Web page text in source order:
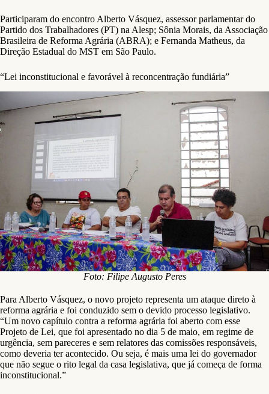
Participaram do encontro Alberto Vásquez, assessor parlamentar do
Partido dos Trabalhadores (PT) na Alesp; Sônia Morais, da Associação
Brasileira de Reforma Agrária (ABRA); e Fernanda Matheus, da
Direção Estadual do MST em São Paulo.
“Lei inconstitucional e favorável à reconcentração fundiária”
Foto: Filipe Augusto Peres
Para Alberto Vásquez, o novo projeto representa um ataque direto à
reforma agrária e foi conduzido sem o devido processo legislativo.
“Um novo capítulo contra a reforma agrária foi aberto com esse
Projeto de Lei, que foi apresentado no dia 5 de maio, em regime de
urgência, sem pareceres e sem relatores das comissões responsáveis,
como deveria ter acontecido. Ou seja, é mais uma lei do governador
que não segue o rito legal da casa legislativa, que já começa de forma
inconstitucional.”